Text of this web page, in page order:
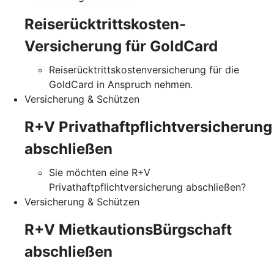
Reiserücktrittskosten-
Versicherung für GoldCard
Reiserücktrittskostenversicherung für die
GoldCard in Anspruch nehmen.
Versicherung & Schützen
R+V Privathaftpflichtversicherung
abschließen
Sie möchten eine R+V
Privathaftpflichtversicherung abschließen?
Versicherung & Schützen
R+V MietkautionsBürgschaft
abschließen